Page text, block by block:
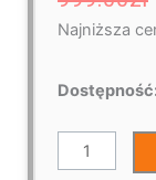
Najniższa
ilość
dzieci